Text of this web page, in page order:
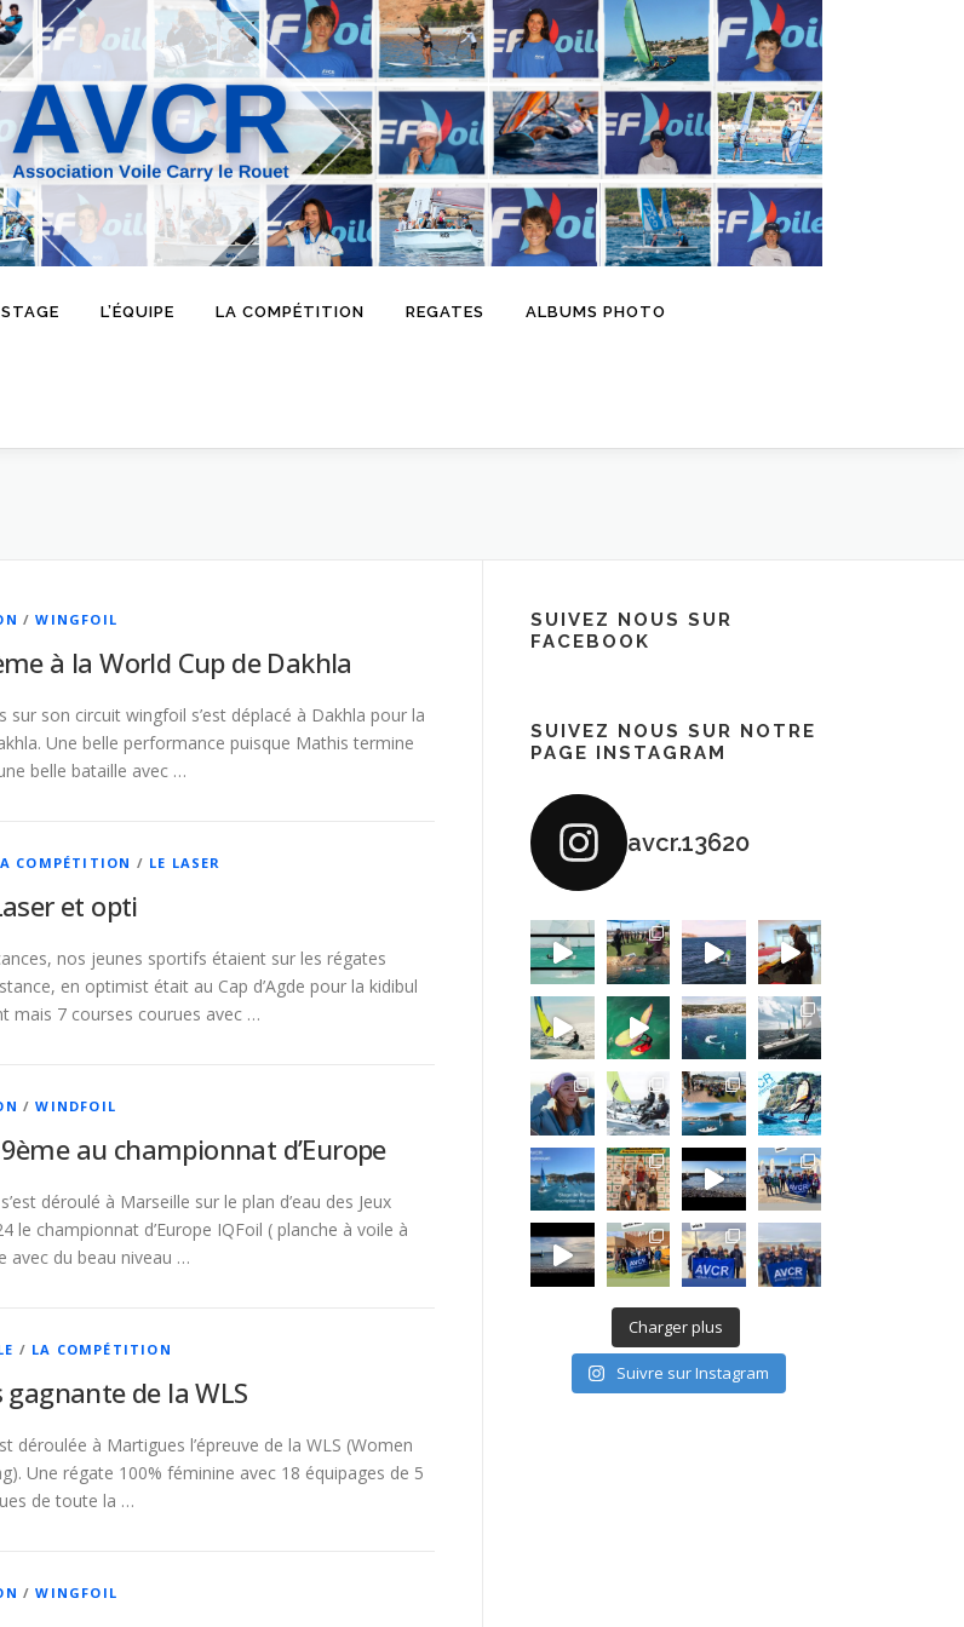
STAGE L’ÉQUIPE LA COMPÉTITION REGATES ALBUMS PHOTO
/WINGFOIL
à la World Cup de Dakhla
sur son circuit wingfoil s’est déplacé à Dakhla pour la
Une belle performance puisque Mathis termine
belle bataille avec …
COMPÉTITION / LE LASER
et opti
nos jeunes sportifs étaient sur les régates
en optimist était au Cap d’Agde pour la kidibul
mais 7 courses courues avec …
/WINDFOIL
au championnat d’Europe
déroulé à Marseille sur le plan d’eau des Jeux
le championnat d’Europe IQFoil ( planche à voile à
avec du beau niveau …
/ LA COMPÉTITION
gagnante de la WLS
déroulée à Martigues l’épreuve de la WLS (Women
Une régate 100% féminine avec 18 équipages de 5
de toute la …
/WINGFOIL
SUIVEZ NOUS SUR
FACEBOOK
SUIVEZ NOUS SUR NOTRE
PAGE INSTAGRAM
avcr.13620
Charger plus
Suivre sur Instagram